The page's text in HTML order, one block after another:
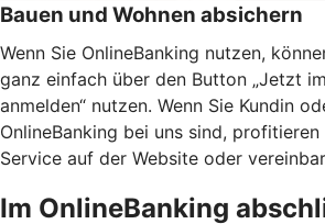
Bauen und Wohnen absichern
Wenn Sie OnlineBanking nutzen,
ganz einfach über den Button „Jetzt
anmelden“ nutzen. Wenn Sie Kundin
OnlineBanking bei uns sind,
Service auf der Website oder
Im OnlineBanking